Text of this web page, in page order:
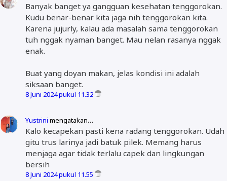
Banyak banget ya gangguan kesehatan tenggorokan.
Kudu benar-benar kita jaga nih tenggorokan kita.
Karena jujurly, kalau ada masalah sama tenggorokan
tuh nggak nyaman banget. Mau nelan rasanya nggak
enak.
Buat yang doyan makan, jelas kondisi ini adalah
siksaan banget.
8 Juni 2024 pukul 11.32
Yustrini mengatakan…
Kalo kecapekan pasti kena radang tenggorokan. Udah
gitu trus larinya jadi batuk pilek. Memang harus
menjaga agar tidak terlalu capek dan lingkungan
bersih
8 Juni 2024 pukul 11.55